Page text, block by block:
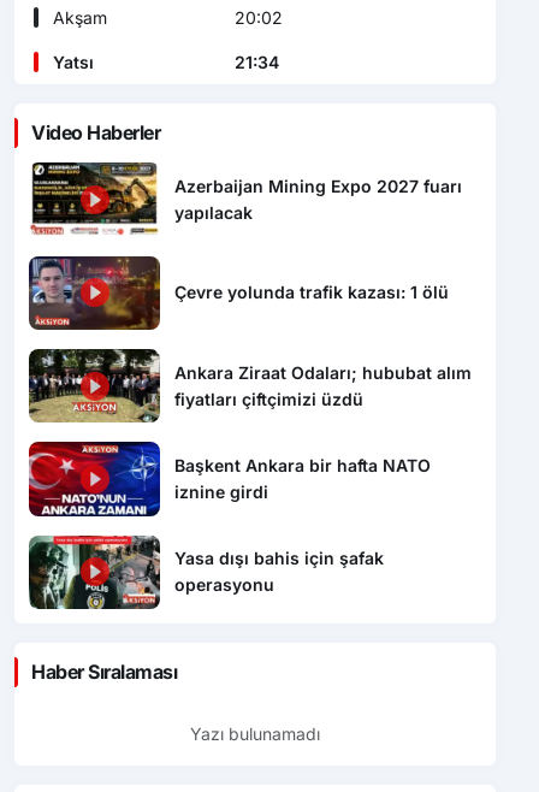
Akşam 20:02
Yatsı 21:34
Video Haberler
Azerbaijan Mining Expo 2027 fuarı
yapılacak
Çevre yolunda trafik kazası: 1 ölü
Ankara Ziraat Odaları; hububat alım
fiyatları çiftçimizi üzdü
Başkent Ankara bir hafta NATO
iznine girdi
Yasa dışı bahis için şafak
operasyonu
Haber Sıralaması
Yazı bulunamadı